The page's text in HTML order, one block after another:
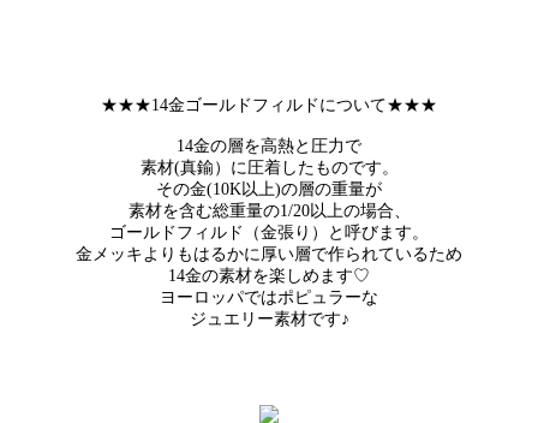
★★★14金ゴールドフィルドについて★★★
14金の層を高熱と圧力で
素材(真鍮）に圧着したものです。
その金(10K以上)の層の重量が
素材を含む総重量の1/20以上の場合、
ゴールドフィルド（金張り）と呼びます。
金メッキよりもはるかに厚い層で作られているため
14金の素材を楽しめます♡
ヨーロッパではポピュラーな
ジュエリー素材です♪